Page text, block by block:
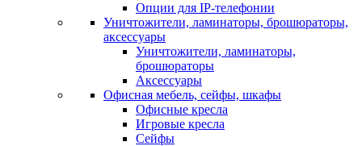
Опции для IP-телефонии
Уничтожители, ламинаторы, брошюраторы,
аксессуары
Уничтожители, ламинаторы,
брошюраторы
Аксессуары
Офисная мебель, сейфы, шкафы
Офисные кресла
Игровые кресла
Сейфы